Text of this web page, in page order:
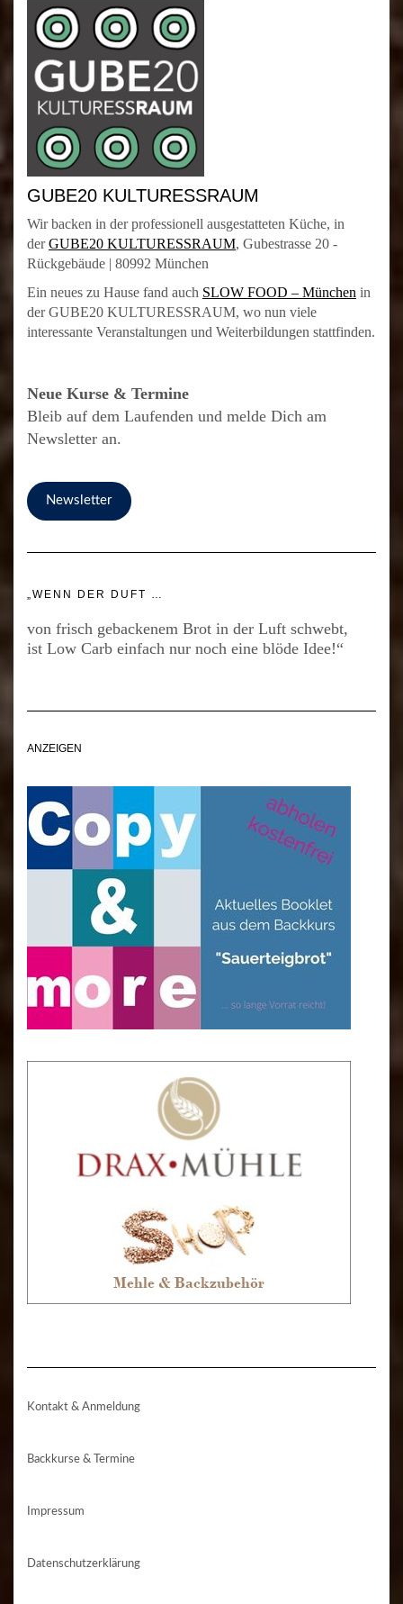
GUBE20 KULTURESSRAUM
Wir backen in der professionell ausgestatteten Küche, in
derGUBE20 KULTURESSRAUM, Gubestrasse 20 -
Rückgebäude | 80992 München
Ein neues zu Hause fand auch SLOW FOOD – München in
der GUBE20 KULTURESSRAUM, wo nun viele
interessante Veranstaltungen und Weiterbildungen stattfinden.
Neue Kurse & Termine
Bleib auf dem Laufenden und melde Dich am
Newsletter an.
Newsletter
„WENN DER DUFT …
von frisch gebackenem Brot in der Luft schwebt,
ist Low Carb einfach nur noch eine blöde Idee!“
ANZEIGEN
Kontakt & Anmeldung
Backkurse & Termine
Impressum
Datenschutzerklärung